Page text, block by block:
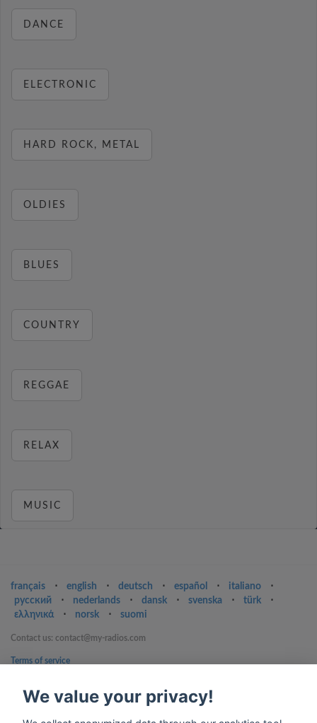
DANCE
ELECTRONIC
HARD ROCK, METAL
OLDIES
BLUES
COUNTRY
REGGAE
RELAX
MUSIC
français ⋅ english ⋅ deutsch ⋅ español ⋅ italiano
⋅
русский
⋅ nederlands ⋅ dansk ⋅ svenska ⋅ türk
⋅
ελληνικά
⋅ norsk ⋅ suomi
Contact us: contact@my-radios.com
Terms of service
Google Play and the Google Play logo are trademarks of Google Inc.
We value your privacy!